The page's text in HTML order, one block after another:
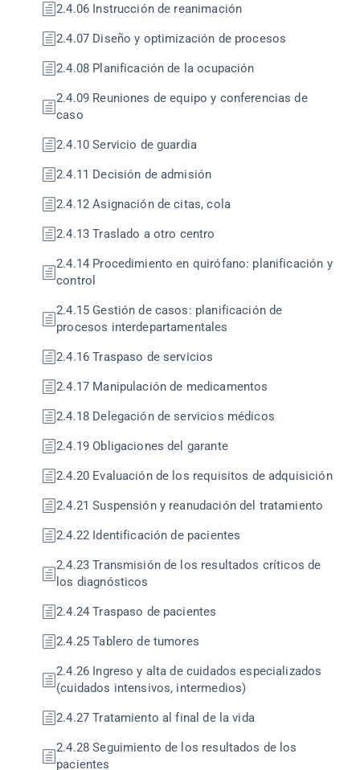
2.4.06 Instrucción de reanimación
2.4.07 Diseño y optimización de procesos
2.4.08 Planificación de la ocupación
2.4.09 Reuniones de equipo y conferencias de
caso
2.4.10 Servicio de guardia
2.4.11 Decisión de admisión
2.4.12 Asignación de citas, cola
2.4.13 Traslado a otro centro
2.4.14 Procedimiento en quirófano: planificación y
control
2.4.15 Gestión de casos: planificación de
procesos interdepartamentales
2.4.16 Traspaso de servicios
2.4.17 Manipulación de medicamentos
2.4.18 Delegación de servicios médicos
2.4.19 Obligaciones del garante
2.4.20 Evaluación de los requisitos de adquisición
2.4.21 Suspensión y reanudación del tratamiento
2.4.22 Identificación de pacientes
2.4.23 Transmisión de los resultados críticos de
los diagnósticos
2.4.24 Traspaso de pacientes
2.4.25 Tablero de tumores
2.4.26 Ingreso y alta de cuidados especializados
(cuidados intensivos, intermedios)
2.4.27 Tratamiento al final de la vida
2.4.28 Seguimiento de los resultados de los
pacientes